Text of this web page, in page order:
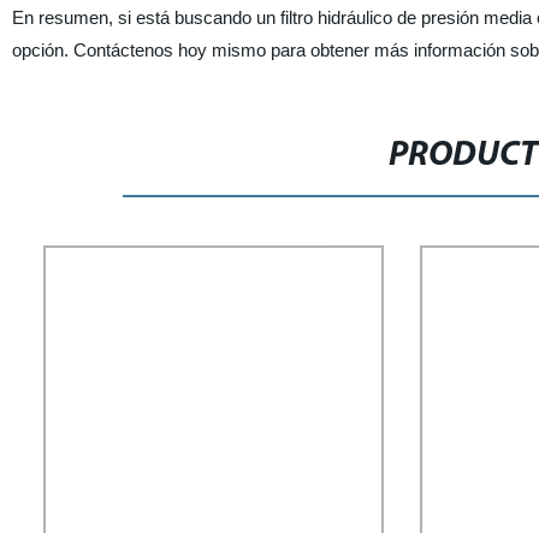
En resumen, si está buscando un filtro hidráulico de presión
opción. Contáctenos hoy mismo para obtener más información